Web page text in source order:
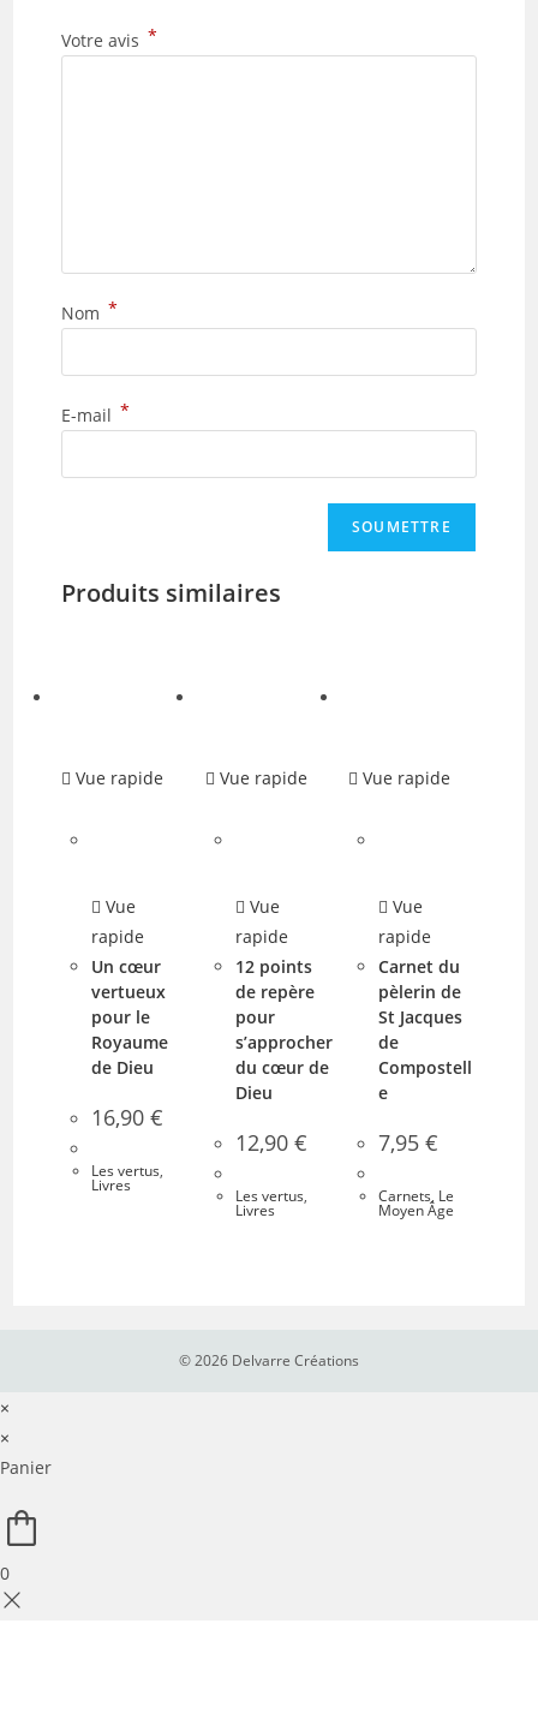
Votre avis *
Nom *
E-mail *
Produits similaires
Vue rapide
Vue
rapide
Un cœur
vertueux
pour le
Royaume
de Dieu
16,90€
Les vertus,
Livres
Vue rapide
Vue
rapide
12 points
de repère
pour
s’approcher
du cœur de
Dieu
12,90 €
Les vertus,
Livres
Vue rapide
Vue
rapide
Carnet du
pèlerin de
St Jacques
de
Compostell
e
7,95 €
Carnets, Le
Moyen Âge
© 2026 Delvarre Créations
×
×
Panier
0